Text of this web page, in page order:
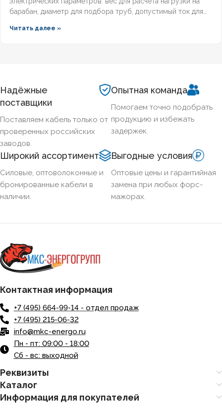
барабан, диаметр для подбора труб, допустимый ток для
алюминиевых бронированных кабелей с изоляцией из
Читать далее »
Надёжные
поставщики
Поставляем кабель только от
проверенных российских
заводов.
Опытная команда
Помогаем точно подобрать
продукцию и избежать
задержек.
Широкий ассортимент
Силовые, оптоволоконные и
бронированные кабели в
наличии.
Выгодные условия
Оптовые цены и гарантийная
замена при любых форс-
мажорах.
Контактная информация
+7 (495) 664-99-14 - отдел продаж
+7 (495) 215-06-32
info@mkc-energo.ru
Пн - пт: 09:00 - 18:00
Сб - вс: выходной
Реквизиты
Каталог
Информация для покупателей